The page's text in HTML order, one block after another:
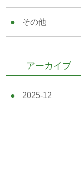
その他
アーカイブ
2025-12